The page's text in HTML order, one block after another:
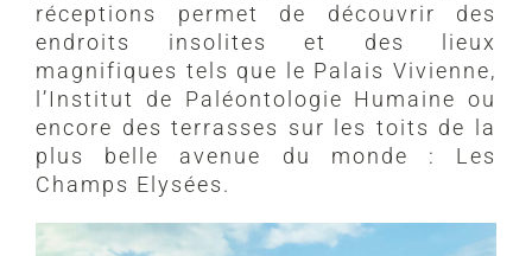
réceptions permet de découvrir des
endroits insolites et des lieux
magnifiques tels que le Palais Vivienne,
l’Institut de Paléontologie Humaine ou
encore des terrasses sur les toits de la
plus belle avenue du monde : Les
Champs Elysées.